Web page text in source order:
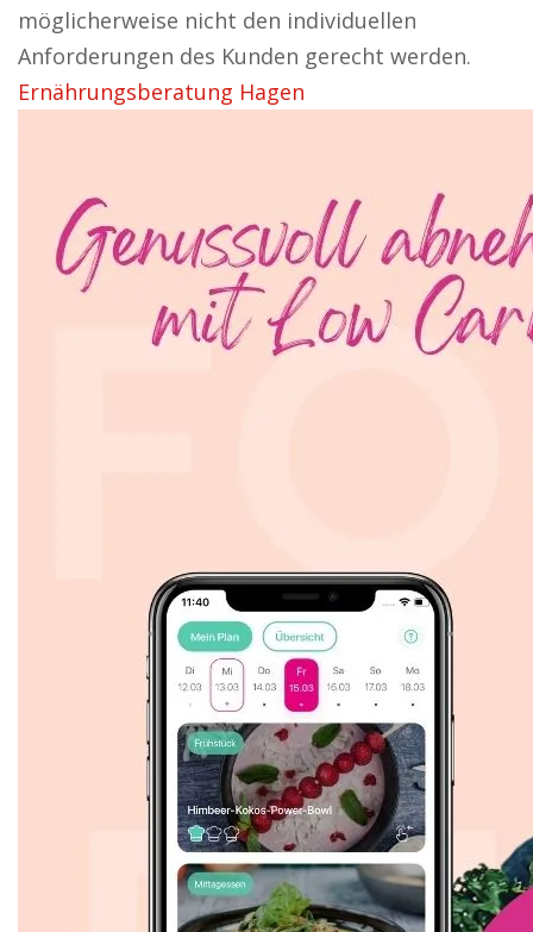
möglicherweise nicht den individuellen
Anforderungen des Kunden gerecht werden.
Ernährungsberatung Hagen